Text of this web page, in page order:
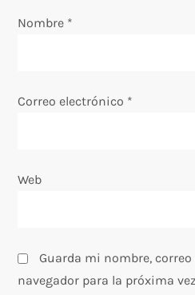
n
r
d
s
Nombre *
Correo electrónico *
Web
Guarda mi nombre,
navegador para la próxima